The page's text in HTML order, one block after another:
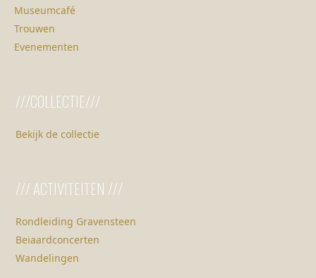
Museumcafé
Trouwen
Evenementen
///COLLECTIE///
Bekijk de collectie
/// ACTIVITEITEN ///
Rondleiding Gravensteen
Beiaardconcerten
Wandelingen